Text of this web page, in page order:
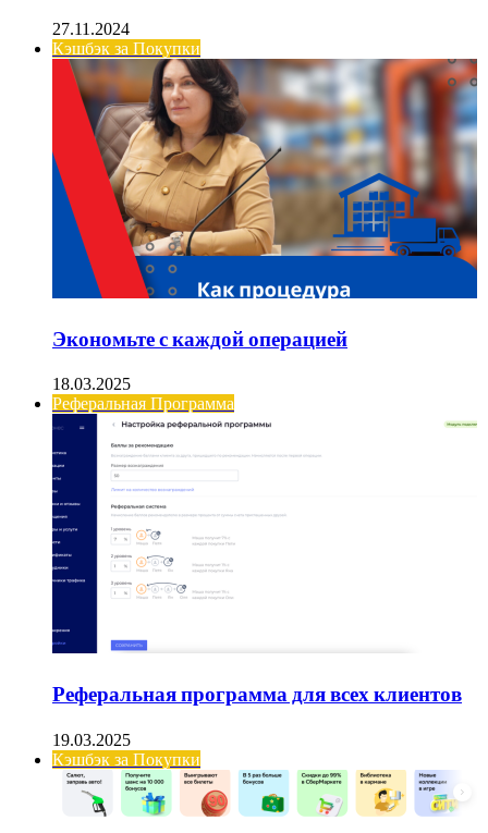
27.11.2024
Кэшбэк за Покупки
Экономьте с каждой операцией
18.03.2025
Реферальная Программа
Реферальная программа для всех клиентов
19.03.2025
Кэшбэк за Покупки